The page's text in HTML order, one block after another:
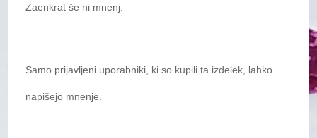
Zaenkrat še ni mnenj.
Samo prijavljeni uporabniki, ki so kupili ta izdelek, lahko
napišejo mnenje.